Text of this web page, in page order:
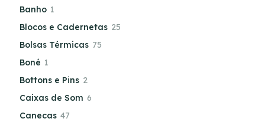
Banho 1
Blocos e Cadernetas 25
Bolsas Térmicas 75
Boné 1
Bottons e Pins 2
Caixas de Som 6
Canecas 47